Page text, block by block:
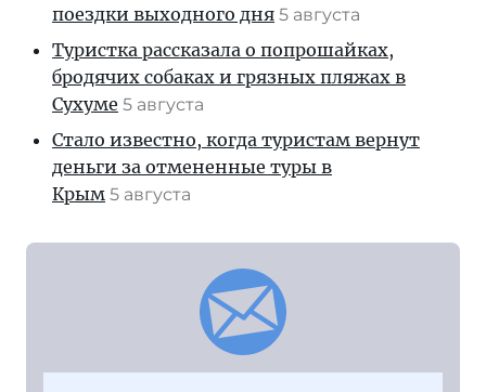
поездки выходного дня 5 августа
Туристка рассказала о попрошайках,
бродячих собаках и грязных пляжах в
Сухуме 5 августа
Стало известно, когда туристам вернут
деньги за отмененные туры в
Крым 5 августа